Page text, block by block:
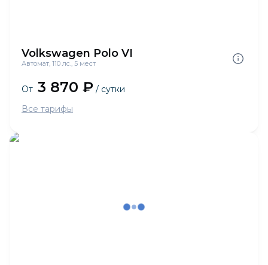
Volkswagen Polo VI
Автомат, 110 лс., 5 мест
От 3 870 ₽ / сутки
Все тарифы